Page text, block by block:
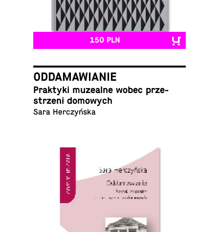
150 PLN
ODDAMAWIANIE
Prak­ty­ki mu­ze­al­ne wobec prze­
strze­ni domowych
Sara Herczyńska